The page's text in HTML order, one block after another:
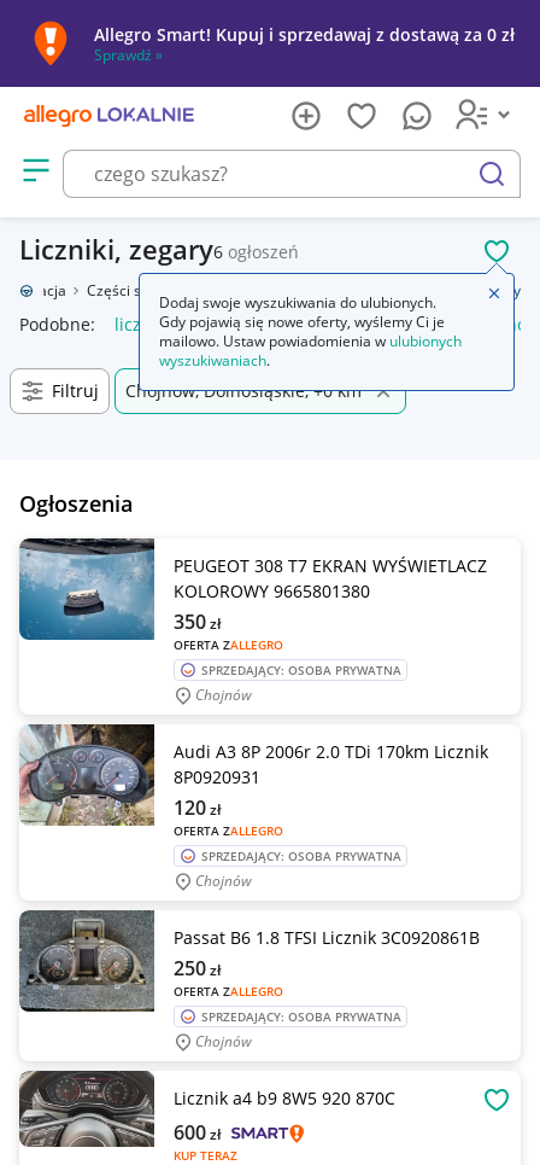
Allegro Smart! Kupuj i sprzedawaj z dostawą za 0 zł
Sprawdź »
Otwórz menu z kategoriami
szukaj
Liczniki, zegary6 ogłoszeń
Części samochodowe Liczniki, zegary
Podobne: liczniki zegary licznik zegary bmw f30 honda
Filtruj Chojnów, Dolnośląskie, +0 km
Ogłoszenia
PEUGEOT 308 T7 EKRAN WYŚWIETLACZ
KOLOROWY 9665801380
OFERTA ZALLEGRO
350zł
SPRZEDAJĄCY: OSOBA PRYWATNA
Chojnów
Audi A3 8P 2006r 2.0 TDi 170km Licznik
8P0920931
OFERTA ZALLEGRO
120zł
SPRZEDAJĄCY: OSOBA PRYWATNA
Chojnów
Passat B6 1.8 TFSI Licznik 3C0920861B
OFERTA ZALLEGRO
250zł
SPRZEDAJĄCY: OSOBA PRYWATNA
Chojnów
Licznik a4 b9 8W5 920 870C
KUP TERAZ
600zł
Dodaj swoje wyszukiwania do ulubionych.
Gdy pojawią się nowe oferty, wyślemy Ci je
mailowo. Ustaw powiadomienia w ulubionych
wyszukiwaniach.